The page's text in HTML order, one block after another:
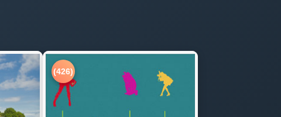
(426)